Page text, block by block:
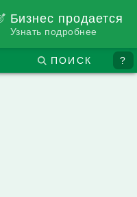
Бизнес продается
Узнать подробнее
?
ПОИСК